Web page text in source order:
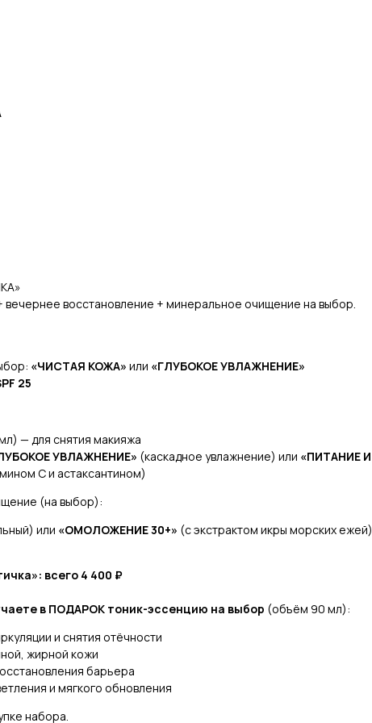
восстановление + минеральное очищение на выбор.
«ЧИСТАЯ КОЖА» или «ГЛУБОКОЕ УВЛАЖНЕНИЕ»
25
— для снятия макияжа
УВЛАЖНЕНИЕ» (каскадное увлажнение) или «ПИТАНИЕ И
С и астаксантином)
(на выбор):
или «ОМОЛОЖЕНИЕ 30+» (с экстрактом икры морских ежей)
всего 4 400 ₽
в ПОДАРОК тоник-эссенцию на выбор (объём 90 мл):
и снятия отёчности
жирной кожи
барьера
и мягкого обновления
набора.